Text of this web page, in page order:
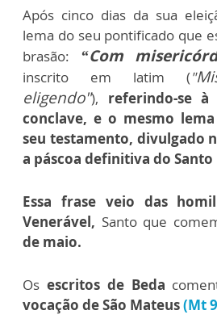
Após cinco dias da sua
lema do seu pontificado que
brasão:
“Com
inscrito em latim ("
eligendo"), referindo-se
conclave, e o mesmo
seu testamento, divulgado
a páscoa definitiva do Santo
Essa frase veio das
Venerável, Santo que
de maio.
Os escritos de Beda
vocação de São Mateus(Mt